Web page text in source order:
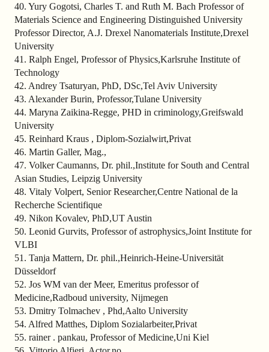
40. Yury Gogotsi, Charles T. and Ruth M. Bach Professor of
Materials Science and Engineering Distinguished University
Professor Director, A.J. Drexel Nanomaterials Institute,Drexel
University
41. Ralph Engel, Professor of Physics,Karlsruhe Institute of
Technology
42. Andrey Tsaturyan, PhD, DSc,Tel Aviv University
43. Alexander Burin, Professor,Tulane University
44. Maryna Zaikina-Regge, PHD in criminology,Greifswald
University
45. Reinhard Kraus , Diplom-Sozialwirt,Privat
46. Martin Galler, Mag.,
47. Volker Caumanns, Dr. phil.,Institute for South and Central
Asian Studies, Leipzig University
48. Vitaly Volpert, Senior Researcher,Centre National de la
Recherche Scientifique
49. Nikon Kovalev, PhD,UT Austin
50. Leonid Gurvits, Professor of astrophysics,Joint Institute for
VLBI
51. Tanja Mattern, Dr. phil.,Heinrich-Heine-Universität
Düsseldorf
52. Jos WM van der Meer, Emeritus professor of
Medicine,Radboud university, Nijmegen
53. Dmitry Tolmachev , Phd,Aalto University
54. Alfred Matthes, Diplom Sozialarbeiter,Privat
55. rainer . pankau, Professor of Medicine,Uni Kiel